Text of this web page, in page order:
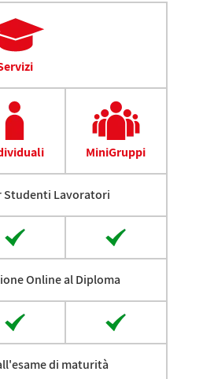
MiniGruppi
Studenti Lavoratori
Online al Diploma
di maturità